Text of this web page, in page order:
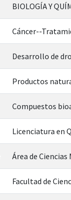
BIOLOGÍA Y
Cáncer--
Desarrollo de
Productos
Compuestos
Licenciatura en
Área de
Facultad de